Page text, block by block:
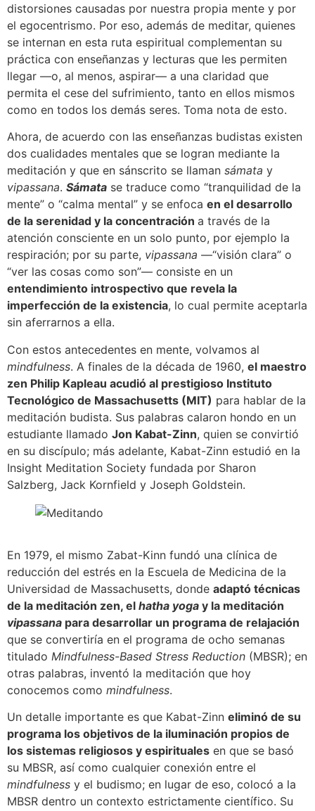
distorsiones causadas por nuestra propia mente y por
el egocentrismo. Por eso, además de meditar, quienes
se internan en esta ruta espiritual complementan su
práctica con enseñanzas y lecturas que les permiten
llegar —o, al menos, aspirar— a una claridad que
permita el cese del sufrimiento, tanto en ellos mismos
como en todos los demás seres. Toma nota de esto.
Ahora, de acuerdo con las enseñanzas budistas existen
dos cualidades mentales que se logran mediante la
meditación y que en sánscrito se llaman sámata y
vipassana. Sámata se traduce como “tranquilidad de la
mente” o “calma mental” y se enfoca en el desarrollo
de la serenidad y la concentración a través de la
atención consciente en un solo punto, por ejemplo la
respiración; por su parte, vipassana —“visión clara” o
“ver las cosas como son”— consiste en un
entendimiento introspectivo que revela la
imperfección de la existencia, lo cual permite aceptarla
sin aferrarnos a ella.
Con estos antecedentes en mente, volvamos al
mindfulness. A finales de la década de 1960, el maestro
zen Philip Kapleau acudió al prestigioso Instituto
Tecnológico de Massachusetts (MIT) para hablar de la
meditación budista. Sus palabras calaron hondo en un
estudiante llamado Jon Kabat-Zinn, quien se convirtió
en su discípulo; más adelante, Kabat-Zinn estudió en la
Insight Meditation Society fundada por Sharon
Salzberg, Jack Kornfield y Joseph Goldstein.
En 1979, el mismo Zabat-Kinn fundó una clínica de
reducción del estrés en la Escuela de Medicina de la
Universidad de Massachusetts, donde adaptó técnicas
de la meditación zen, el hatha yoga y la meditación
vipassana para desarrollar un programa de relajación
que se convertiría en el programa de ocho semanas
titulado Mindfulness-Based Stress Reduction (MBSR); en
otras palabras, inventó la meditación que hoy
conocemos como mindfulness.
Un detalle importante es que Kabat-Zinn eliminó de su
programa los objetivos de la iluminación propios de
los sistemas religiosos y espirituales en que se basó
su MBSR, así como cualquier conexión entre el
mindfulness y el budismo; en lugar de eso, colocó a la
MBSR dentro un contexto estrictamente científico. Su